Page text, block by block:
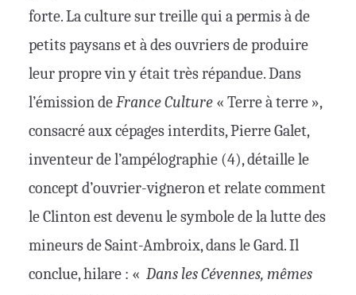
forte. La culture sur treille qui a permis à de
petits paysans et à des ouvriers de produire
leur propre vin y était très répandue. Dans
l’émission deFrance Culture « Terre à terre »,
consacré aux cépages interdits, Pierre Galet,
inventeur de l’ampélographie (4), détaille le
concept d’ouvrier-vigneron et relate comment
le Clinton est devenu le symbole de la lutte des
mineurs de Saint-Ambroix, dans le Gard. Il
conclue, hilare : « Dans les Cévennes, mêmes